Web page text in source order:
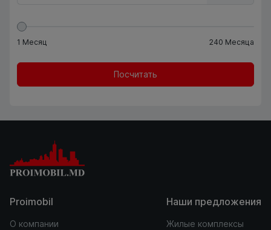
1 Месяц 240 Месяца
Посчитать
Proimobil
О компании
Наши предложения
Жилые комплексы